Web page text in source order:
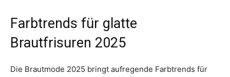
Farbtrends für glatte
Brautfrisuren 2025
Die Brautmode 2025 bringt aufregende Farbtrends für